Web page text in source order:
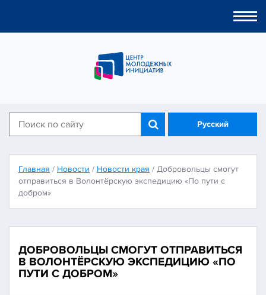
Русский
Главная / Новости / Новости края / Добровольцы смогут
отправиться в Волонтёрскую экспедицию «По пути с
добром»
ДОБРОВОЛЬЦЫ СМОГУТ ОТПРАВИТЬСЯ
В ВОЛОНТЁРСКУЮ ЭКСПЕДИЦИЮ «ПО
ПУТИ С ДОБРОМ»